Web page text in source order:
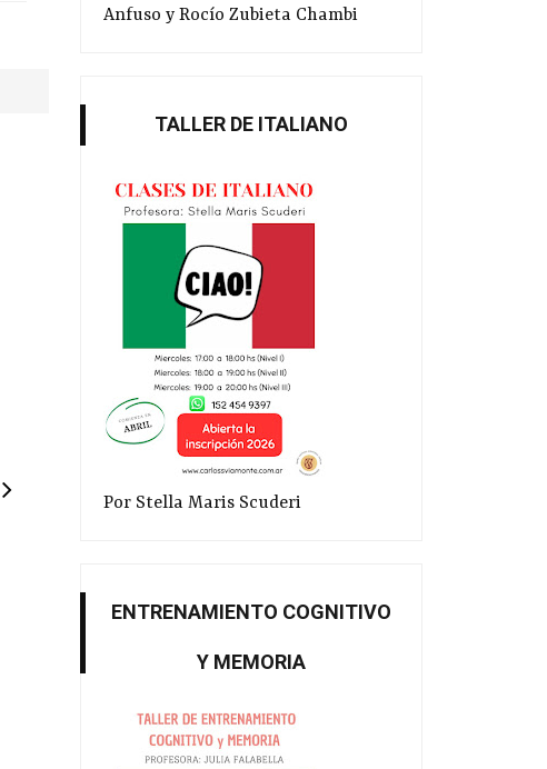
Anfuso y Rocío Zubieta Chambi
TALLER DE ITALIANO
Por Stella Maris Scuderi
ENTRENAMIENTO COGNITIVO
Y MEMORIA